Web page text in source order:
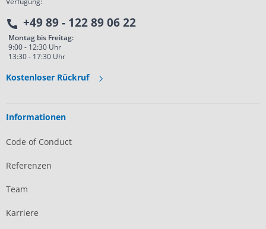
+49 89 - 122 89 06 22
Montag bis Freitag:
9:00 - 12:30 Uhr
13:30 - 17:30 Uhr
Kostenloser Rückruf
Informationen
Code of Conduct
Referenzen
Team
Karriere